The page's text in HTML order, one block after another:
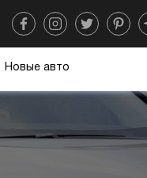
Новые авто